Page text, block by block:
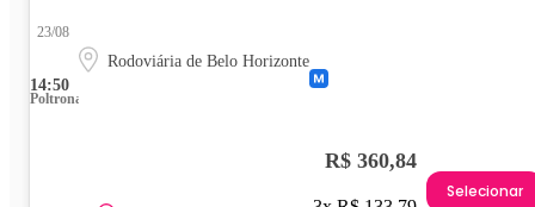
14:50
23/08
Rodoviária de Belo Horizonte
Poltrona
R$ 360,84
Selecionar